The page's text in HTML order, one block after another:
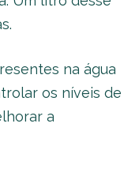
na água
os níveis de
a